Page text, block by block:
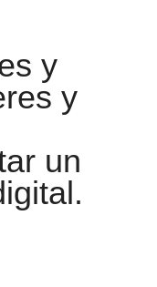
y
y
un